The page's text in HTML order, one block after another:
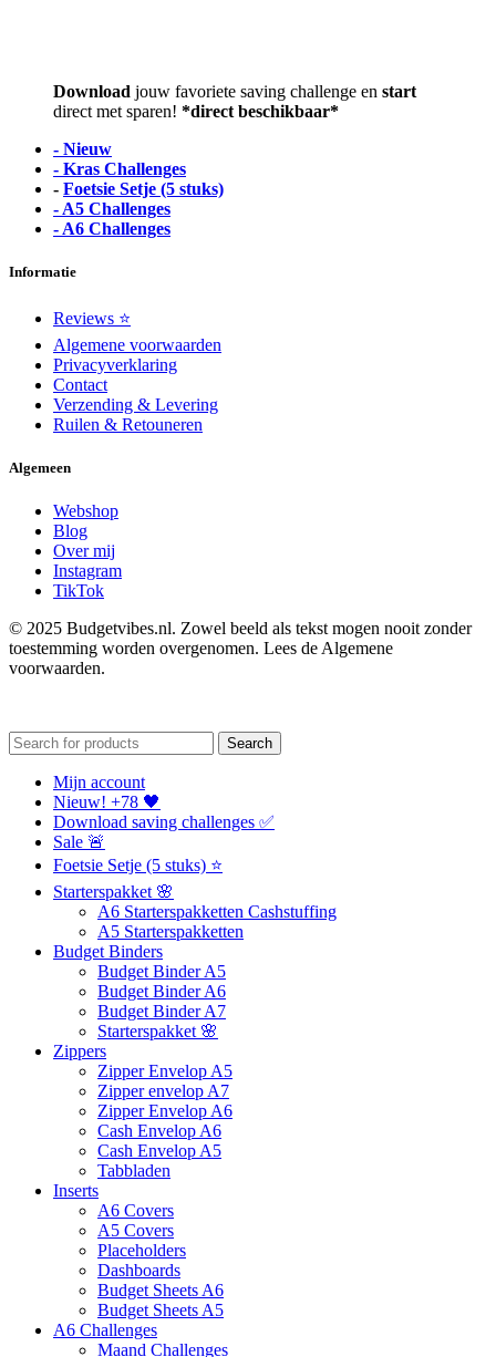
Download jouw favoriete saving challenge en start
direct met sparen! *direct beschikbaar*
- Nieuw
- Kras Challenges
- Foetsie Setje (5 stuks)
- A5 Challenges
- A6 Challenges
Informatie
Reviews ⭐
Algemene voorwaarden
Privacyverklaring
Contact
Verzending & Levering
Ruilen & Retouneren
Algemeen
Webshop
Blog
Over mij
Instagram
TikTok
© 2025 Budgetvibes.nl. Zowel beeld als tekst mogen nooit zonder
toestemming worden overgenomen. Lees de Algemene
voorwaarden.
Search
Mijn account
Nieuw! +78 🖤
Download saving challenges ✅
Sale 🚨
Foetsie Setje (5 stuks) ⭐
Starterspakket 🌸
A6 Starterspakketten Cashstuffing
A5 Starterspakketten
Budget Binders
Budget Binder A5
Budget Binder A6
Budget Binder A7
Starterspakket 🌸
Zippers
Zipper Envelop A5
Zipper envelop A7
Zipper Envelop A6
Cash Envelop A6
Cash Envelop A5
Tabbladen
Inserts
A6 Covers
A5 Covers
Placeholders
Dashboards
Budget Sheets A6
Budget Sheets A5
A6 Challenges
Maand Challenges